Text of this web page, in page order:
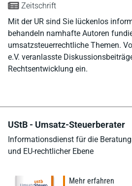
Zeitschrift
Mit der UR sind Sie lückenlos
behandeln namhafte Autoren
umsatzsteuerrechtliche Themen.
e.V. veranlasste
Rechtsentwicklung ein.
UStB - Umsatz-Steuerberater
Informationsdienst für die
und EU-rechtlicher Ebene
Mehr erfahren